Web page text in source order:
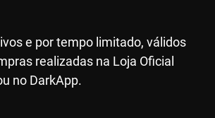
e por tempo limitado, válidos
realizadas na Loja Oficial
no DarkApp.